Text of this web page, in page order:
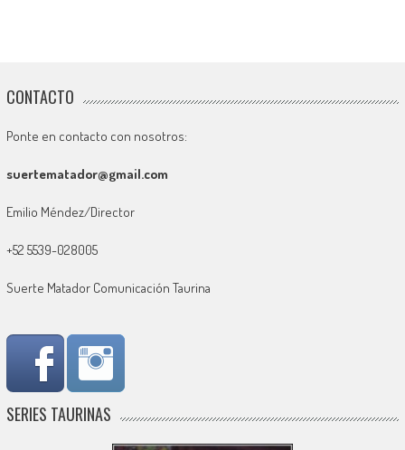
CONTACTO
Ponte en contacto con nosotros:
suertematador@gmail.com
Emilio Méndez/Director
+52 5539-028005
Suerte Matador Comunicación Taurina
SERIES TAURINAS